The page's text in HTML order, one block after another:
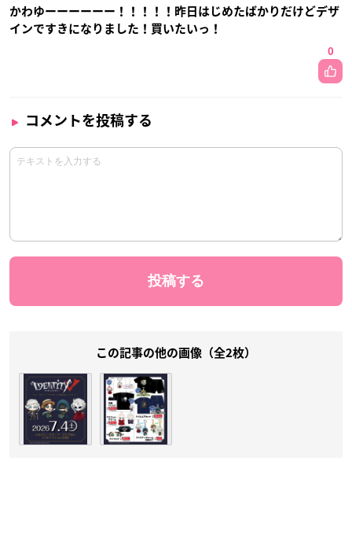
かわゆーーーーーー！！！！！昨日はじめたばかりだけどデザ
インですきになりました！買いたいっ！
0
コメントを投稿する
この記事の他の画像（全2枚）